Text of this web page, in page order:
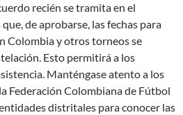
recién se tramita en el
de aprobarse, las fechas para
Colombia y otros torneos se
Esto permitirá a los
Manténgase atento a los
Federación Colombiana de Fútbol
distritales para conocer las